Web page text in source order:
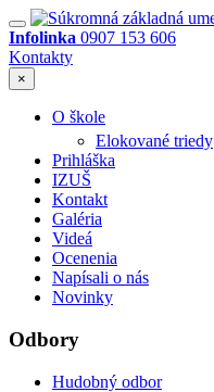
Infolinka 0907 153 606
Kontakty
×
O škole
Elokované triedy
Prihláška
IZUŠ
Kontakt
Galéria
Videá
Ocenenia
Napísali o nás
Novinky
Odbory
Hudobný odbor